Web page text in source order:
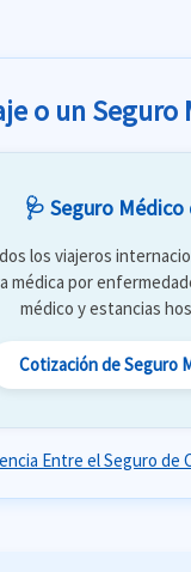
o un Seguro
🩺 Seguro Médico
los viajeros
médica por
médico y estancias
Cotización de Seguro
Entre el Seguro de